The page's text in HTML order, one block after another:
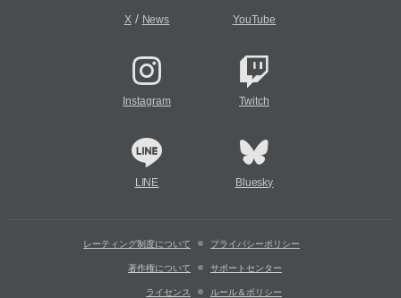
X/ News YouTube
Instagram Twitch
LINE Bluesky
レーティング制度について プライバシーポリシー
著作権について サポートセンター
ライセンス ルール＆ポリシー